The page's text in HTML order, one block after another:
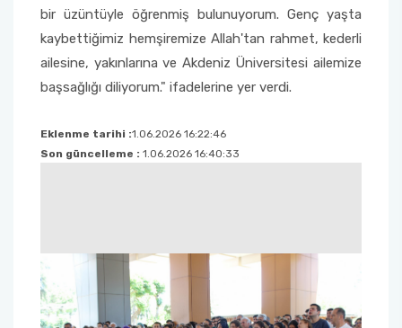
bir üzüntüyle öğrenmiş bulunuyorum. Genç yaşta
kaybettiğimiz hemşiremize Allah'tan rahmet, kederli
ailesine, yakınlarına ve Akdeniz Üniversitesi ailemize
başsağlığı diliyorum." ifadelerine yer verdi.
Eklenme tarihi :1.06.2026 16:22:46
Son güncelleme : 1.06.2026 16:40:33